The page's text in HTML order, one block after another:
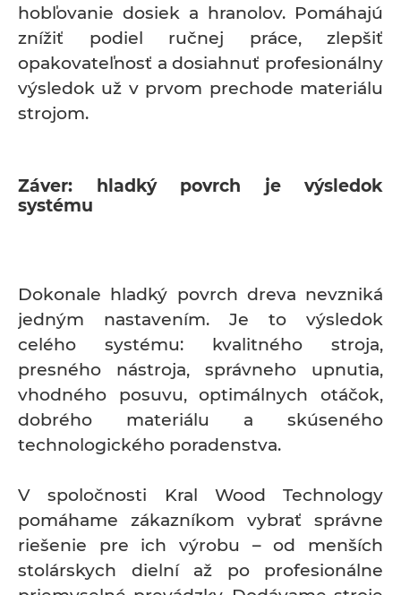
hobľovanie dosiek a hranolov. Pomáhajú
znížiť podiel ručnej práce, zlepšiť
opakovateľnosť a dosiahnuť profesionálny
výsledok už v prvom prechode materiálu
strojom.
Záver: hladký povrch je výsledok
systému
Dokonale hladký povrch dreva nevzniká
jedným nastavením. Je to výsledok
celého systému: kvalitného stroja,
presného nástroja, správneho upnutia,
vhodného posuvu, optimálnych otáčok,
dobrého materiálu a skúseného
technologického poradenstva.
V spoločnosti Kral Wood Technology
pomáhame zákazníkom vybrať správne
riešenie pre ich výrobu – od menších
stolárskych dielní až po profesionálne